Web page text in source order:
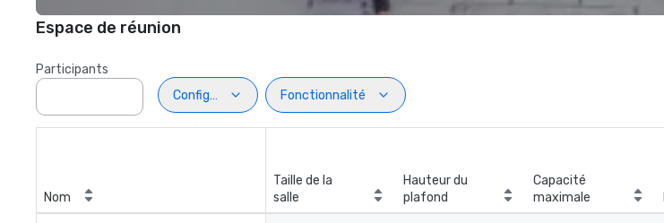
Espace de réunion
Participants
Configuration
Fonctionnalité
Nom
Taille de la
salle
Hauteur du
plafond
Capacité
maximale